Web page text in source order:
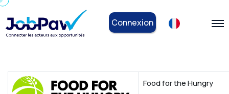
Connexion
Food for the Hungry